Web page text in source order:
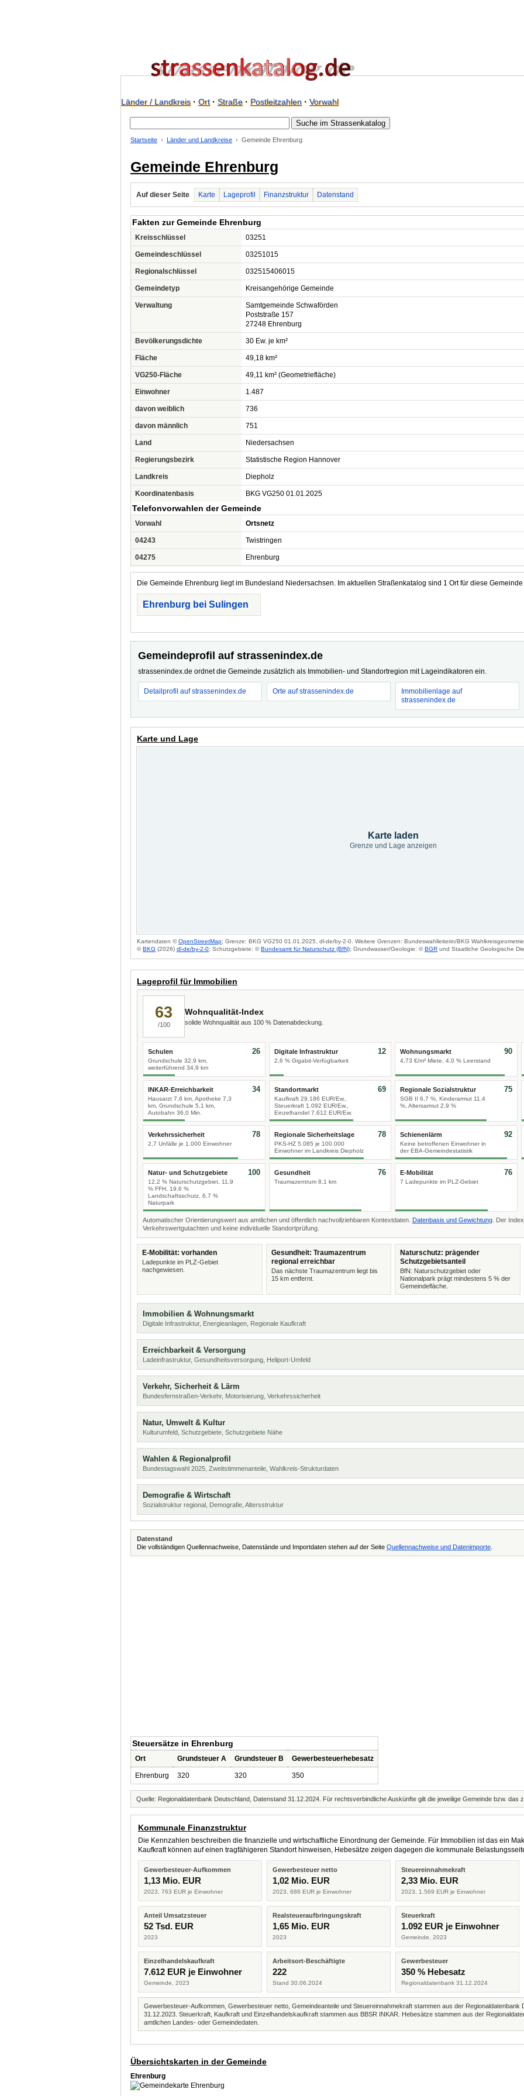
Länder / Landkreis· Ort· Straße· Postleitzahlen· Vorwahl
Startseite Länder und Landkreise Gemeinde Ehrenburg
Gemeinde Ehrenburg
Auf dieser Seite Karte Lageprofil Finanzstruktur Datenstand
Fakten zur Gemeinde Ehrenburg
Kreisschlüssel 03251
Gemeindeschlüssel 03251015
Regionalschlüssel 032515406015
Gemeindetyp Kreisangehörige Gemeinde
Verwaltung
Samtgemeinde Schwaförden
Poststraße 157
27248 Ehrenburg
Bevölkerungsdichte 30 Ew. je km²
Fläche 49,18 km²
VG250-Fläche 49,11 km² (Geometriefläche)
Einwohner 1.487
davon weiblich 736
davon männlich 751
Land Niedersachsen
Regierungsbezirk Statistische Region Hannover
Landkreis Diepholz
Koordinatenbasis BKG VG250 01.01.2025
Telefonvorwahlen der Gemeinde
Vorwahl Ortsnetz
04243 Twistringen
04275 Ehrenburg
Die Gemeinde Ehrenburg liegt im Bundesland Niedersachsen. Im aktuellen Straßenkatalog sind 1 Ort für diese
Ehrenburg bei Sulingen
Gemeindeprofil auf strassenindex.de
strassenindex.de ordnet die Gemeinde zusätzlich als Immobilien- und Standortregion mit Lageindikatoren ein.
Detailprofil auf strassenindex.de Orte auf strassenindex.de
Immobilienlage auf
strassenindex.de
Karte und Lage
Karte laden
Grenze und Lage anzeigen
Kartendaten ©OpenStreetMap; Grenze: BKG VG250 01.01.2025, dl-de/by-2-0. Weitere Grenzen: Bundeswahlleiterin/BKG
©BKG (2026) dl-de/by-2-0; Schutzgebiete: ©Bundesamt für Naturschutz (BfN); Grundwasser/Geologie: ©BGR und Staatliche Geologische
Lageprofil für Immobilien
63
/100
Wohnqualität-Index
solide Wohnqualität aus 100 % Datenabdeckung.
Schulen
Grundschule 32,9 km,
weiterführend 34,9 km
26 Digitale Infrastruktur
2,6 % Gigabit-Verfügbarkeit
12 Wohnungsmarkt
4,73 €/m² Miete, 4,0 % Leerstand
90
INKAR-Erreichbarkeit
Hausarzt 7,6 km, Apotheke 7,3
km, Grundschule 5,1 km,
Autobahn 36,0 Min.
34 Standortmarkt
Kaufkraft 29.186 EUR/Ew.,
Steuerkraft 1.092 EUR/Ew.,
Einzelhandel 7.612 EUR/Ew.
69 Regionale Sozialstruktur
SGB II 6,7 %, Kinderarmut 11,4
%, Altersarmut 2,9 %
75
Verkehrssicherheit
2,7 Unfälle je 1.000 Einwohner
78 Regionale Sicherheitslage
PKS-HZ 5.085 je 100.000
Einwohner im Landkreis Diepholz
78 Schienenlärm
Keine betroffenen Einwohner in
der EBA-Gemeindestatistik
92
Natur- und Schutzgebiete
12,2 % Naturschutzgebiet, 11,9
% FFH, 19,6 %
Landschaftsschutz, 6,7 %
Naturpark
100 Gesundheit
Traumazentrum 8,1 km
76 E-Mobilität
7 Ladepunkte im PLZ-Gebiet
76
Automatischer Orientierungswert aus amtlichen und öffentlich nachvollziehbaren Kontextdaten. Datenbasis und Gewichtung . Der
Verkehrswertgutachten und keine individuelle Standortprüfung.
E-Mobilität: vorhanden
Ladepunkte im PLZ-Gebiet
nachgewiesen.
Gesundheit: Traumazentrum
regional erreichbar
Das nächste Traumazentrum liegt bis
15 km entfernt.
Naturschutz: prägender
Schutzgebietsanteil
BfN: Naturschutzgebiet oder
Nationalpark prägt mindestens 5 % der
Gemeindefläche.
Immobilien & Wohnungsmarkt
Digitale Infrastruktur, Energieanlagen, Regionale Kaufkraft
Erreichbarkeit & Versorgung
Ladeinfrastruktur, Gesundheitsversorgung, Heliport-Umfeld
Verkehr, Sicherheit & Lärm
Bundesfernstraßen-Verkehr, Motorisierung, Verkehrssicherheit
Natur, Umwelt & Kultur
Kulturumfeld, Schutzgebiete, Schutzgebiete Nähe
Wahlen & Regionalprofil
Bundestagswahl 2025, Zweitstimmenanteile, Wahlkreis-Strukturdaten
Demografie & Wirtschaft
Sozialstruktur regional, Demografie, Altersstruktur
Datenstand
Die vollständigen Quellennachweise, Datenstände und Importdaten stehen auf der Seite Quellennachweise und Datenimporte
Steuersätze in Ehrenburg
Ort Grundsteuer A Grundsteuer B Gewerbesteuerhebesatz
Ehrenburg 320 320 350
Quelle: Regionaldatenbank Deutschland, Datenstand 31.12.2024. Für rechtsverbindliche Auskünfte gilt die jeweilige Gemeinde bzw. das
Kommunale Finanzstruktur
Die Kennzahlen beschreiben die finanzielle und wirtschaftliche Einordnung der Gemeinde. Für Immobilien ist das ein
Kaufkraft können auf einen tragfähigeren Standort hinweisen, Hebesätze zeigen dagegen die kommunale
Gewerbesteuer-Aufkommen
1,13 Mio. EUR
2023, 763 EUR je Einwohner
Gewerbesteuer netto
1,02 Mio. EUR
2023, 686 EUR je Einwohner
Steuereinnahmekraft
2,33 Mio. EUR
2023, 1.569 EUR je Einwohner
Anteil Umsatzsteuer
52 Tsd. EUR
2023
Realsteueraufbringungskraft
1,65 Mio. EUR
2023
Steuerkraft
1.092 EUR je Einwohner
Gemeinde, 2023
Einzelhandelskaufkraft
7.612 EUR je Einwohner
Gemeinde, 2023
Arbeitsort-Beschäftigte
222
Stand 30.06.2024
Gewerbesteuer
350 % Hebesatz
Regionaldatenbank 31.12.2024
Gewerbesteuer-Aufkommen, Gewerbesteuer netto, Gemeindeanteile und Steuereinnahmekraft stammen aus der
31.12.2023. Steuerkraft, Kaufkraft und Einzelhandelskaufkraft stammen aus BBSR INKAR. Hebesätze stammen aus der
amtlichen Landes- oder Gemeindedaten.
Übersichtskarten in der Gemeinde
Ehrenburg